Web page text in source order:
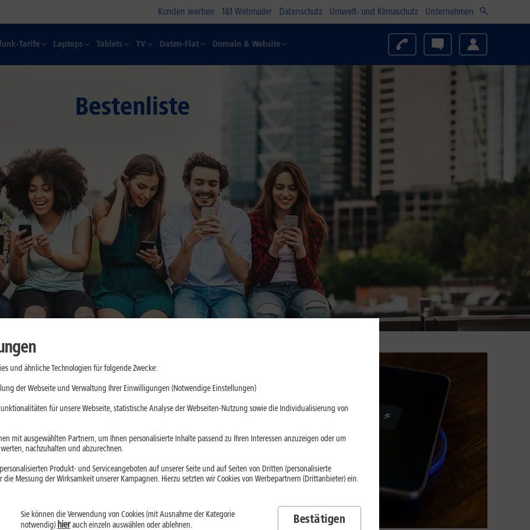
Kunden werben 1&1 Webmailer Datenschutz Umwelt- und Klimaschutz Unternehmen
Tarife Laptops Tablets TV Daten-Flat Domain & Website
Bestenliste
im Alltag
2026 gefragter
lange
und
und ähnliche Technologien für folgende Zwecke:
der Webseite und Verwaltung Ihrer Einwilligungen (Notwendige Einstellungen)
für unsere Webseite, statistische Analyse der Webseiten-Nutzung sowie die Individualisierung von
mit ausgewählten Partnern, um Ihnen personalisierte Inhalte passend zu Ihren Interessen anzuzeigen oder um
nachzuhalten und abzurechnen.
Produkt- und Serviceangeboten auf unserer Seite und auf Seiten von Dritten (personalisierte
Messung der Wirksamkeit unserer Kampagnen. Hierzu setzten wir Cookies von Werbepartnern (Drittanbieter) ein.
Sie können die Verwendung von Cookies (mit Ausnahme der Kategorie
notwendig) hierauch einzeln auswählen oder ablehnen. Bestätigen